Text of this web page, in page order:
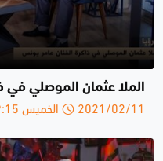
الملا عثمان الموصلي في
2021/02/11 الخميس 09:15 ص